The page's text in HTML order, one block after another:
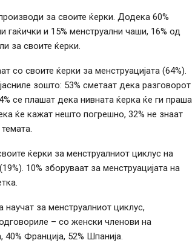
за своите ќерки. Додека 60%
гаќички и 15% менструални чаши, 16% од
за своите ќерки.
со своите ќерки за менструацијата (64%).
зошто: 53% сметаат дека разговорот
се плашат дека нивната ќерка ќе ги праша
ќе кажат нешто погрешно, 32% не знаат
ќерки за менструалниот циклус на
10% зборуваат за менструацијата на
за менструалниот циклус,
– со женски членови на
40% Франција, 52% Шпанија.